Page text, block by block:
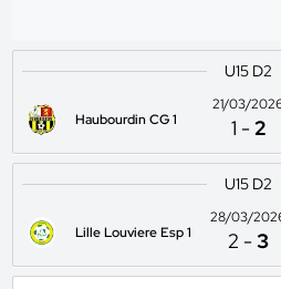
U15 D2
Haubourdin CG 1
21/03/
1 -2
U15 D2
Lille Louviere Esp 1
28/03/
2 -3